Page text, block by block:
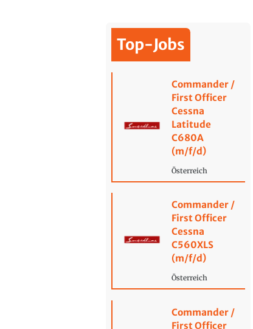
Top-Jobs
Commander /
First Officer
Cessna
Latitude
C680A
(m/f/d)
Österreich
Commander /
First Officer
Cessna
C560XLS
(m/f/d)
Österreich
Commander /
First Officer